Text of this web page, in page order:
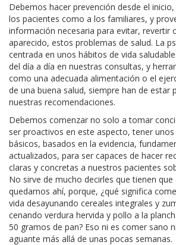
Debemos hacer prevención desde el
los pacientes como a los familiares, y
información necesaria para evitar, revertir
aparecido, estos problemas de salud. La
centrada en unos hábitos de vida
del día a día en nuestras consultas, y
como una adecuada alimentación o el
de una buena salud, siempre han de estar
nuestras recomendaciones.
Debemos comenzar no solo a tomar
ser proactivos en este aspecto, tener
básicos, basados en la evidencia,
actualizados, para ser capaces de hacer
claras y concretas a nuestros pacientes
No sirve de mucho decirles que tienen
quedarnos ahí, porque, ¿qué significa
vida desayunando cereales integrales y
cenando verdura hervida y pollo a la
50 gramos de pan? Eso ni es comer sano
aguante más allá de unas pocas semanas.